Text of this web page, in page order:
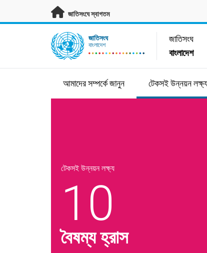
জাতিসংঘে স্বাগতম
UN Logo জাতিসংঘ
বাংলাদেশ
জাতিসংঘ
বাংলাদেশ
আমাদের সম্পর্কে জানুন টেকসই উন্নয়ন
টেকসই উন্নয়ন লক্ষ্য
10
বৈষম্য হ্রাস